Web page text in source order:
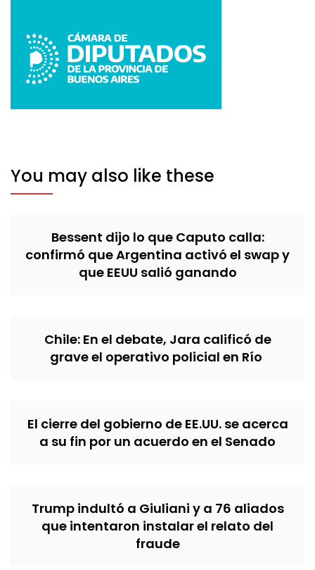
You may also like these
Bessent dijo lo que Caputo calla:
confirmó que Argentina activó el swap y
que EEUU salió ganando
Chile: En el debate, Jara calificó de
grave el operativo policial en Río
El cierre del gobierno de EE.UU. se acerca
a su fin por un acuerdo en el Senado
Trump indultó a Giuliani y a 76 aliados
que intentaron instalar el relato del
fraude